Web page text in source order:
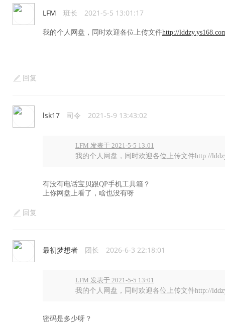
LFM 班长 2021-5-5 13:01:17
我的个人网盘，同时欢迎各位上传文件http://
回复
lsk17 司令 2021-5-9 13:43:02
LFM 发表于 2021-5-5 13:01
我的个人网盘，同时欢迎各位上传文件http://
有没有电话宝贝跟QP手机工具箱？
上你网盘上看了，啥也没有呀
回复
最初梦想者 团长 2026-6-3 22:18:01
LFM 发表于 2021-5-5 13:01
我的个人网盘，同时欢迎各位上传文件http://
密码是多少呀？